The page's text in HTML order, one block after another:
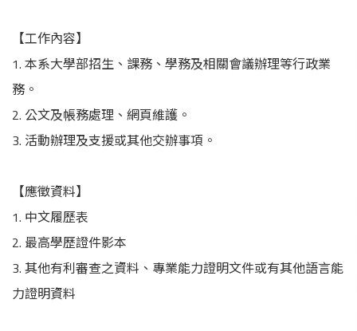
【工作內容】
1. 本系大學部招生、課務、學務及相關會議辦理等行政業
務。
2. 公文及帳務處理、網頁維護。
3. 活動辦理及支援或其他交辦事項。
【應徵資料】
1. 中文履歷表
2. 最高學歷證件影本
3. 其他有利審查之資料、專業能力證明文件或有其他語言能
力證明資料